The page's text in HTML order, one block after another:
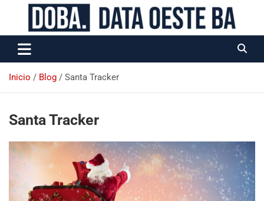
Data Oeste BA
Inicio Blog Santa Tracker
Santa Tracker